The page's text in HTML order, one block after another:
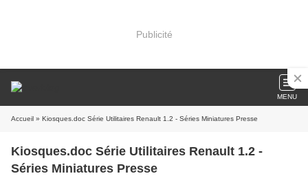
Publicité
MENU
Accueil » Kiosques.doc Série Utilitaires Renault 1.2 - Séries Miniatures Presse
Kiosques.doc Série Utilitaires Renault 1.2 -
Séries Miniatures Presse